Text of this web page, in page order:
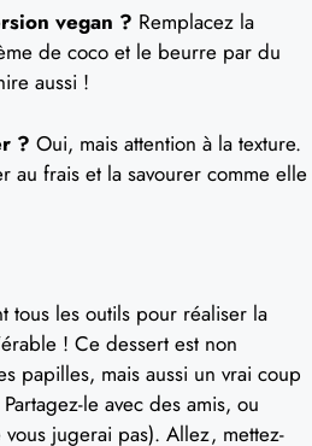
vegan ? Remplacez la
de coco et le beurre par du
aussi !
? Oui, mais attention à la texture.
au frais et la savourer comme elle
tous les outils pour réaliser la
! Ce dessert est non
papilles, mais aussi un vrai coup
le avec des amis, ou
jugerai pas). Allez, mettez-